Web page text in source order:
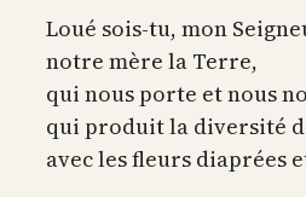
Loué sois-tu, mon
notre mère la Terre,
qui nous porte et nous
qui produit la diversité
avec les fleurs diaprées